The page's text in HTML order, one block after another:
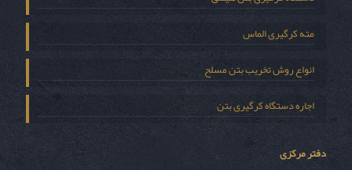
مته کرگیری الماس
انواع روش تخریب بتن مسلح
اجاره دستگاه کرگیری بتن
دفتر مرکزی